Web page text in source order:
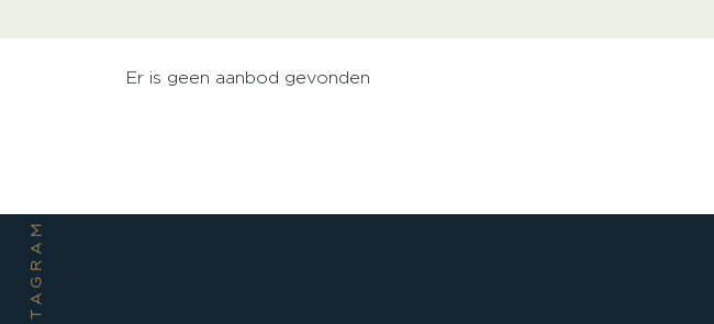
INSTAGRAM
Er is geen aanbod gevonden